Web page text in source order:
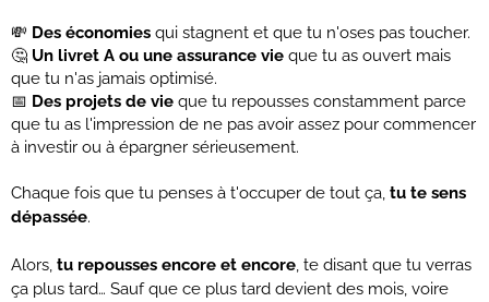
💸 Des économies qui stagnent et que tu n'oses pas toucher.
🤔 Un livret A ou une assurance vie que tu as ouvert mais
que tu n'as jamais optimisé.
📅 Des projets de vie que tu repousses constamment parce
que tu as l'impression de ne pas avoir assez pour commencer
à investir ou à épargner sérieusement.
Chaque fois que tu penses à t'occuper de tout ça, tu te sens
dépassée.
Alors, tu repousses encore et encore, te disant que tu verras
ça plus tard… Sauf que ce plus tard devient des mois, voire